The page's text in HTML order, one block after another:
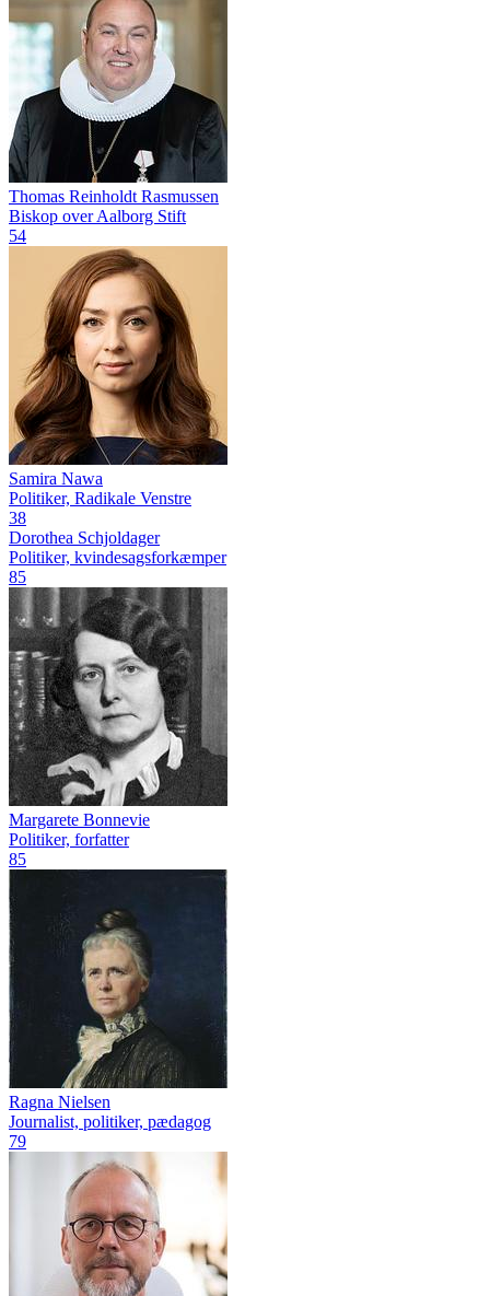
Thomas Reinholdt Rasmussen
Biskop over Aalborg Stift
54
Samira Nawa
Politiker, Radikale Venstre
38
Dorothea Schjoldager
Politiker, kvindesagsforkæmper
85
Margarete Bonnevie
Politiker, forfatter
85
Ragna Nielsen
Journalist, politiker, pædagog
79